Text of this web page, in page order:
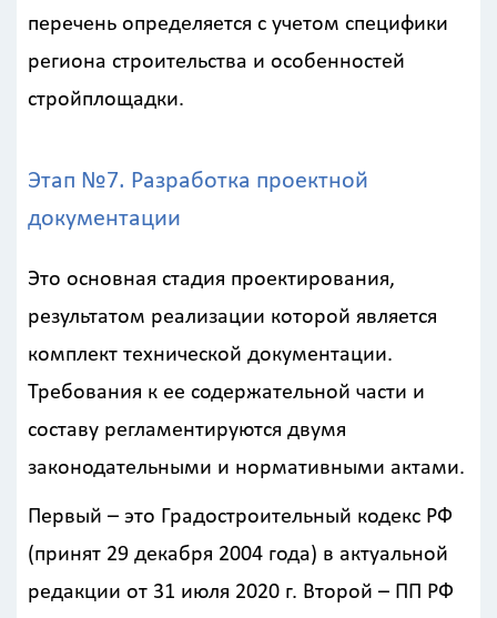
перечень определяется с учетом специфики
региона строительства и особенностей
стройплощадки.
Этап №7. Разработка проектной
документации
Это основная стадия проектирования,
результатом реализации которой является
комплект технической документации.
Требования к ее содержательной части и
составу регламентируются двумя
законодательными и нормативными актами.
Первый – это Градостроительный кодекс РФ
(принят 29 декабря 2004 года) в актуальной
редакции от 31 июля 2020 г. Второй – ПП РФ
Я согласен на